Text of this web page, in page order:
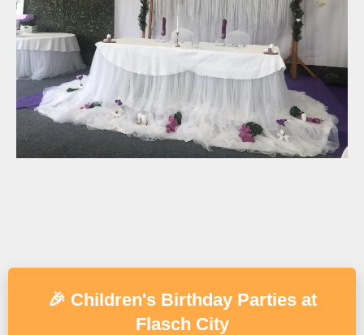
🎉 Children's Birthday Parties at
Flasch City